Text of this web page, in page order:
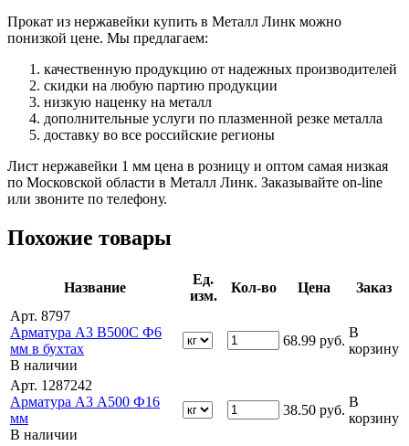
Прокат из нержавейки купить в Металл Линк можно
понизкой цене. Мы предлагаем:
качественную продукцию от надежных производителей
скидки на любую партию продукции
низкую наценку на металл
дополнительные услуги по плазменной резке металла
доставку во все российские регионы
Лист нержавейки 1 мм цена в розницу и оптом самая низкая
по Московской области в Металл Линк. Заказывайте on-line
или звоните по телефону.
Похожие товары
Название
Ед.
изм.
Кол-во Цена
Заказ
Арт. 8797
Арматура А3 В500С Ф6
мм в бухтах
В наличии
68.99 руб.
В
корзину
Арт. 1287242
Арматура А3 А500 Ф16
мм
В наличии
38.50 руб.
В
корзину